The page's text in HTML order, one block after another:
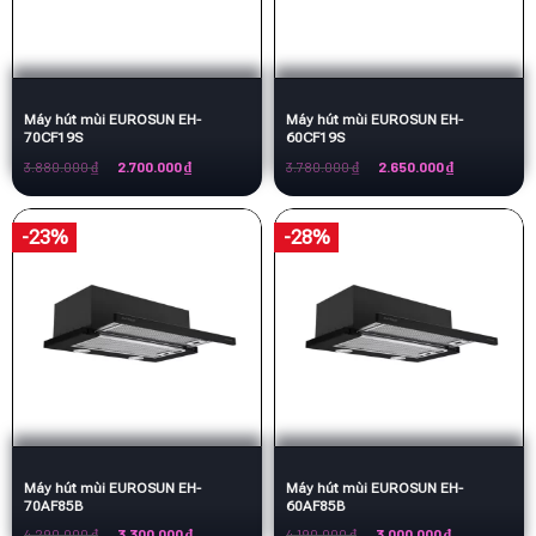
Máy hút mùi EUROSUN EH-
70CF19S
3.880.000₫
Giá
là:
3.880.000 ₫.
2.700.000₫Giá
hiện
tại
là:
2.700.000 ₫.
Máy hút mùi EUROSUN EH-
60CF19S
3.780.000₫
Giá
là:
3.780.000 ₫.
2.650.000₫Giá
hiện
tại
là:
2.650.000 ₫.
-23%
Máy hút mùi EUROSUN EH-
70AF85B
-28%
Máy hút mùi EUROSUN EH-
60AF85B